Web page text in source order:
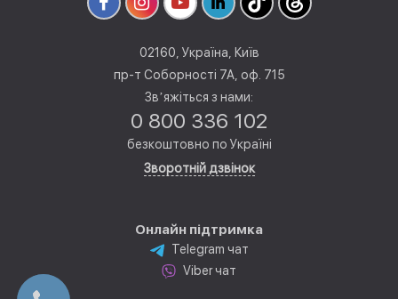
02160, Україна, Київ
пр-т Соборності 7А, оф. 715
Звʼяжіться з нами:
0 800 336 102
безкоштовно по Україні
Зворотній дзвінок
Онлайн підтримка
Telegram чат
Viber чат